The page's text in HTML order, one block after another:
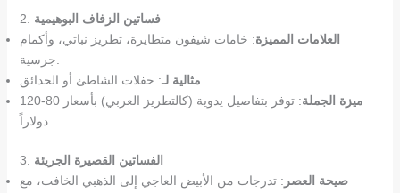
2. فساتين الزفاف البوهيمية
العلامات المميزة: خامات شيفون متطايرة، تطريز نباتي، وأكمام
مثالية لـ
ميزة الجملة
: توفر بتفاصيل يدوية (كالتطريز العربي) بأسعار 80-120
دولاراً.
3. الفساتين القصيرة الجريئة
صيحة العصر : تدرجات من الأبيض العاجي إلى الذهبي الخافت، مع